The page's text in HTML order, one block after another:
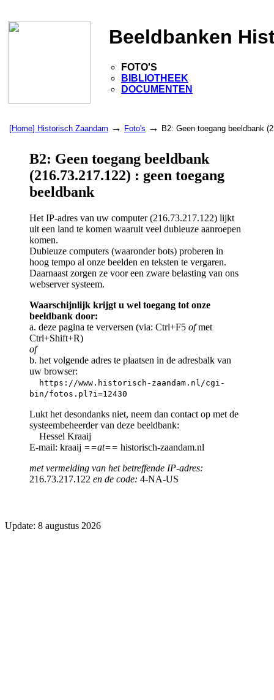
Beeldbanken
FOTO'S
BIBLIOTHEEK
DOCUMENTEN
[Home] Historisch Zaandam → Foto's → B2: Geen toegang beeldbank
B2: Geen toegang beeldbank
(216.73.217.122) : geen toegang
beeldbank
Het IP-adres van uw computer (216.73.217.122) lijkt
uit een land te komen waaruit veel dubieuze aanroepen
komen.
Dubieuze computers (waaronder bots) proberen in
hoog tempo al onze beelden en teksten te vergaren.
Daarnaast zorgen ze voor een zware belasting van ons
webserver systeem.
Waarschijnlijk krijgt u wel toegang tot onze
beeldbank door:
a. deze pagina te verversen (via: Ctrl+F5 ofmet
Ctrl+Shift+R)
of
b. het volgende adres te plaatsen in de adresbalk van
uw browser:
https://www.historisch-zaandam.nl/cgi-
bin/fotos.pl?i=12430
Lukt het desondanks niet, neem dan contact op met de
systeembeheerder van deze beeldbank:
Hessel Kraaij
E-mail: kraaij ==at== historisch-zaandam.nl
met vermelding van het betreffende IP-adres:
216.73.217.122 en de code: 4-NA-US
Update: 8 augustus 2026